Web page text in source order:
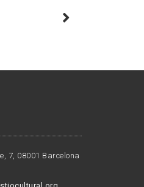
7, 08001 Barcelona